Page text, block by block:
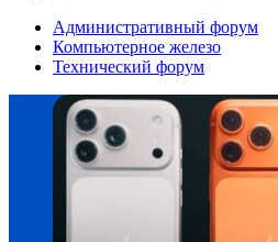
Административный форум
Компьютерное железо
Технический форум